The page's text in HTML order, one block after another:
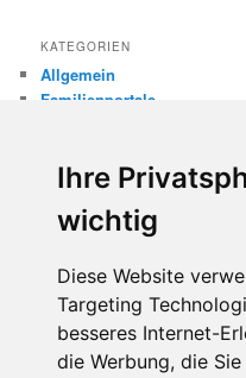
Ihre
wichtig
Diese Website
Targeting
besseres Internet-
die Werbung, die
KATEGORIEN
Allgemein
Familienportale
Internetsicherheit
Missbrauch
META
Anmelden
Eintrags-Feed
Kommentar-Feed